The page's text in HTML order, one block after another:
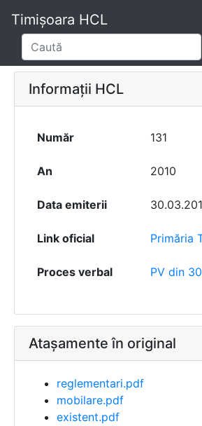
Timișoara HCL
Informații HCL
Număr 131
An 2010
Data emiterii
Link oficial Primăria
Proces verbal PV din
Atașamente în original
reglementari.pdf
mobilare.pdf
existent.pdf